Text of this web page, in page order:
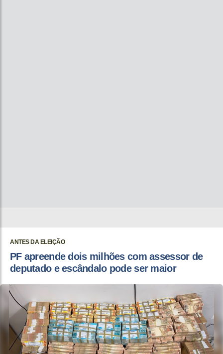
ANTES DA ELEIÇÃO
PF apreende dois milhões com assessor de
deputado e escândalo pode ser maior